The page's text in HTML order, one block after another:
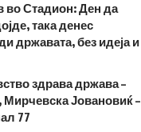
Стадион: Ден да
така денес
државата, без идеја и
здрава држава –
Јовановиќ –
77